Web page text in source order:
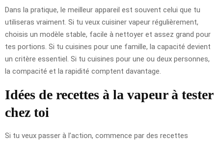
Dans la pratique, le meilleur appareil est souvent celui que tu
utiliseras vraiment. Si tu veux cuisiner vapeur régulièrement,
choisis un modèle stable, facile à nettoyer et assez grand pour
tes portions. Si tu cuisines pour une famille, la capacité devient
un critère essentiel. Si tu cuisines pour une ou deux personnes,
la compacité et la rapidité comptent davantage.
Idées de recettes à la vapeur à tester
chez toi
Si tu veux passer à l’action, commence par des recettes